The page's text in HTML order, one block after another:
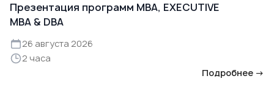
Презентация программ MBA, EXECUTIVE
MBA & DBA
26 августа 2026
2 часа
Подробнее →